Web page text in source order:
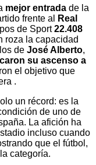
mejor entrada de la
frente al
Real
de Sport22.408
roza la capacidad
de José Alberto,
su ascenso a
el objetivo que
.
un récord: es la
de uno de
La afición ha
incluso cuando
que el fútbol,
categoría.